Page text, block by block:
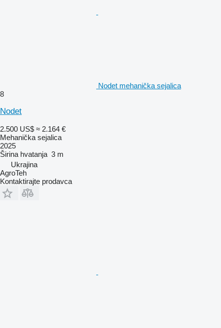
Nodet mehanička sejalica
8
Nodet
2.500 US$ ≈ 2.164 €
Mehanička sejalica
2025
Širina hvatanja 3 m
Ukrajina
AgroTeh
Kontaktirajte prodavca